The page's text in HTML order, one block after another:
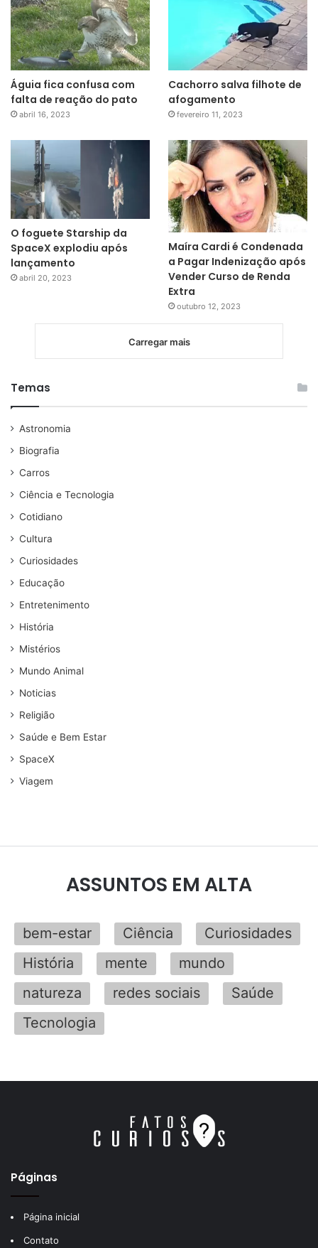
Águia fica confusa com
falta de reação do pato
abril 16, 2023
Cachorro salva filhote de
afogamento
fevereiro 11, 2023
O foguete Starship da
SpaceX explodiu após
lançamento
abril 20, 2023
Maíra Cardi é Condenada
a Pagar Indenização após
Vender Curso de Renda
Extra
outubro 12, 2023
Carregar mais
Temas
Astronomia
Biografia
Carros
Ciência e Tecnologia
Cotidiano
Cultura
Curiosidades
Educação
Entretenimento
História
Mistérios
Mundo Animal
Noticias
Religião
Saúde e Bem Estar
SpaceX
Viagem
ASSUNTOS EM ALTA
bem-estar Ciência
Curiosidades
História
mente
mundo
natureza
redes sociais
Saúde
Tecnologia
Páginas
Página inicial
Contato